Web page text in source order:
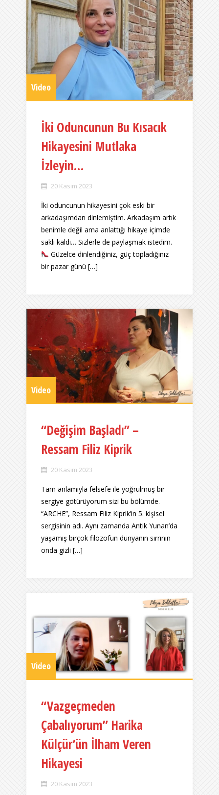
Video
İki Oduncunun Bu Kısacık
Hikayesini Mutlaka
İzleyin…
20 Kasım 2023
İki oduncunun hikayesini çok eski bir
arkadaşımdan dinlemiştim. Arkadaşım artık
benimle değil ama anlattığı hikaye içimde
saklı kaldı… Sizlerle de paylaşmak istedim.
Güzelce dinlendiğiniz, güç topladığınız
bir pazar günü […]
Video
“Değişim Başladı” –
Ressam Filiz Kiprik
20 Kasım 2023
Tam anlamıyla felsefe ile yoğrulmuş bir
sergiye götürüyorum sizi bu bölümde.
“ARCHE”, Ressam Filiz Kiprik’in 5. kişisel
sergisinin adı. Aynı zamanda Antik Yunan’da
yaşamış birçok filozofun dünyanın sırrının
onda gizli […]
Video
“Vazgeçmeden
Çabalıyorum” Harika
Külçür’ün İlham Veren
Hikayesi
20 Kasım 2023